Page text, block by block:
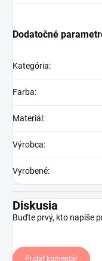
Dodatočné
Kategória:
Farba:
Materiál :
Výrobca:
Vyrobené:
Diskusia
Buďte prvý, kto napíše
Pridať komentár